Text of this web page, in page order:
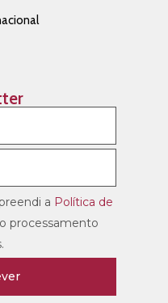
a Política de
processamento